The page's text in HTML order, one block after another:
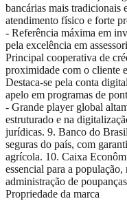
bancárias mais tradicionais
atendimento físico e forte
- Referência máxima em
pela excelência em
Principal cooperativa de
proximidade com o cliente
Destaca-se pela conta
apelo em programas de
- Grande player global
estruturado e na
jurídicas. 9. Banco do
seguras do país, com
agrícola. 10. Caixa
essencial para a
administração de
Propriedade da marca